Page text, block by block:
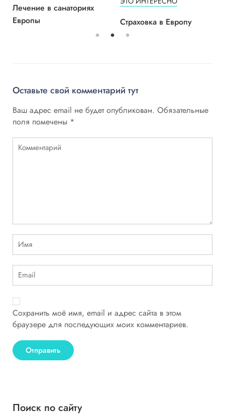
Лечение в санаториях
Европы
Страховка в Европу
Оставьте свой комментарий тут
Ваш адрес email не будет опубликован. Обязательные
поля помечены *
Сохранить моё имя, email и адрес сайта в этом
браузере для последующих моих комментариев.
Поиск по сайту